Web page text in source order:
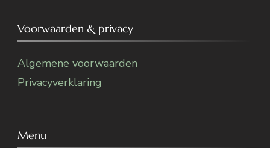
Voorwaarden & privacy
Algemene voorwaarden
Privacyverklaring
Menu